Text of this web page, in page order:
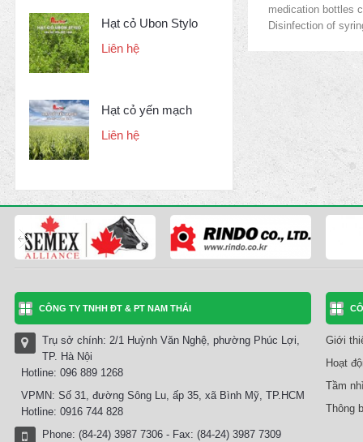
Hạt cỏ Ubon Stylo
Liên hệ
Hạt cỏ yến mạch
Liên hệ
medication bottles
Disinfection of
CÔNG TY TNHH ĐT & PT NAM THÁI
Trụ sở chính: 2/1 Huỳnh Văn Nghệ, phường Phúc Lợi,
TP. Hà Nội
Hotline: 096 889 1268
VPMN: Số 31, đường Sông Lu, ấp 35, xã Bình Mỹ, TP.HCM
Hotline: 0916 744 828
Phone: (84-24) 3987 7306 - Fax: (84-24) 3987 7309
Giới
Hoạt
Tầm
Thông